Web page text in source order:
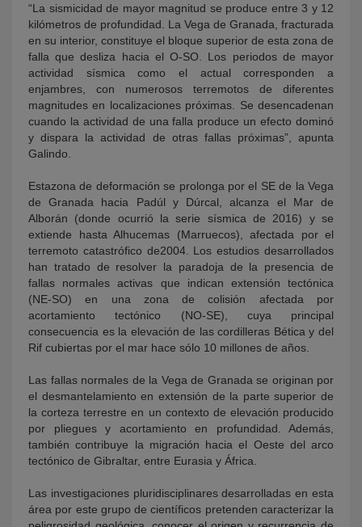
“La sismicidad de mayor magnitud se produce entre 3 y 12
kilómetros de profundidad. La Vega de Granada, fracturada
en su interior, constituye el bloque superior de esta zona de
falla que desliza hacia el O-SO. Los periodos de mayor
actividad sísmica como el actual corresponden a
enjambres, con numerosos terremotos de diferentes
magnitudes en localizaciones próximas. Se desencadenan
cuando la actividad de una falla produce un efecto dominó
y dispara la actividad de otras fallas próximas”, apunta
Galindo.
Estazona de deformación se prolonga por el SE de la Vega
de Granada hacia Padúl y Dúrcal, alcanza el Mar de
Alborán (donde ocurrió la serie sísmica de 2016) y se
extiende hasta Alhucemas (Marruecos), afectada por el
terremoto catastrófico de2004. Los estudios desarrollados
han tratado de resolver la paradoja de la presencia de
fallas normales activas que indican extensión tectónica
(NE-SO) en una zona de colisión afectada por
acortamiento tectónico (NO-SE), cuya principal
consecuencia es la elevación de las cordilleras Bética y del
Rif cubiertas por el mar hace sólo 10 millones de años.
Las fallas normales de la Vega de Granada se originan por
el desmantelamiento en extensión de la parte superior de
la corteza terrestre en un contexto de elevación producido
por pliegues y acortamiento en profundidad. Además,
también contribuye la migración hacia el Oeste del arco
tectónico de Gibraltar, entre Eurasia y África.
Las investigaciones pluridisciplinares desarrolladas en esta
área por este grupo de científicos pretenden caracterizar la